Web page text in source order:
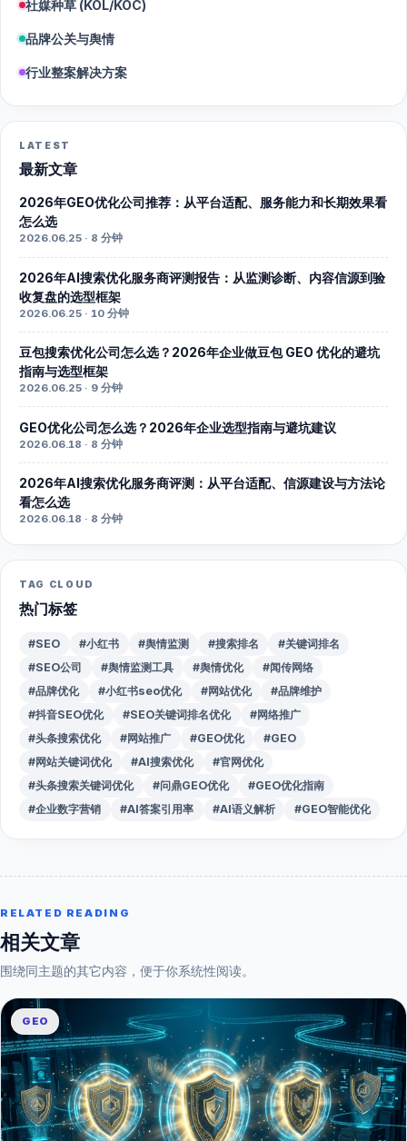
社媒种草 (KOL/KOC)
品牌公关与舆情
行业整案解决方案
LATEST
最新文章
2026年GEO优化公司推荐：从平台适配、服务能力和长期效果看
怎么选
2026.06.25 · 8 分钟
2026年AI搜索优化服务商评测报告：从监测诊断、内容信源到验
收复盘的选型框架
2026.06.25 · 10 分钟
豆包搜索优化公司怎么选？2026年企业做豆包 GEO 优化的避坑
指南与选型框架
2026.06.25 · 9 分钟
GEO优化公司怎么选？2026年企业选型指南与避坑建议
2026.06.18 · 8 分钟
2026年AI搜索优化服务商评测：从平台适配、信源建设与方法论
看怎么选
2026.06.18 · 8 分钟
TAG CLOUD
热门标签
#SEO #小红书 #舆情监测 #搜索排名
#关键词排名
#SEO公司
#舆情监测工具 #舆情优化
#闻传网络
#品牌优化
#小红书seo优化 #网站优化
#品牌维护
#抖音SEO优化
#SEO关键词排名优化
#网络推广
#头条搜索优化
#网站推广 #GEO优化
#GEO
#网站关键词优化
#AI搜索优化
#官网优化
#头条搜索关键词优化
#问鼎GEO优化
#GEO优化指南
#企业数字营销
#AI答案引用率 #AI语义解析 #GEO智能优化
RELATED READING
相关文章
围绕同主题的其它内容，便于你系统性阅读。
GEO